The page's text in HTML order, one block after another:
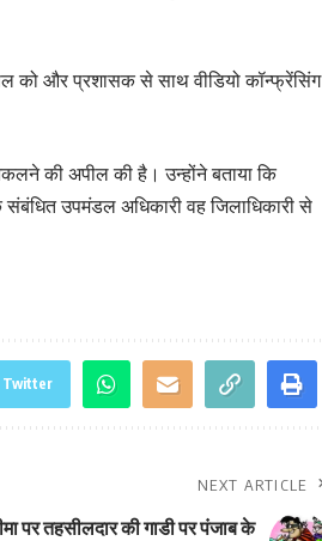
को और प्रशासक से साथ वीडियो कॉन्फ्रेंसिंग
की अपील की है। उन्होंने बताया कि
उपमंडल अधिकारी वह जिलाधिकारी से
Twitter
NEXT ARTICLE
पर तहसीलदार की गाडी पर पंजाब के